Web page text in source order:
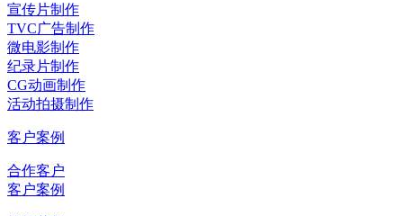
宣传片制作
TVC广告制作
微电影制作
纪录片制作
CG动画制作
活动拍摄制作
客户案例
合作客户
客户案例